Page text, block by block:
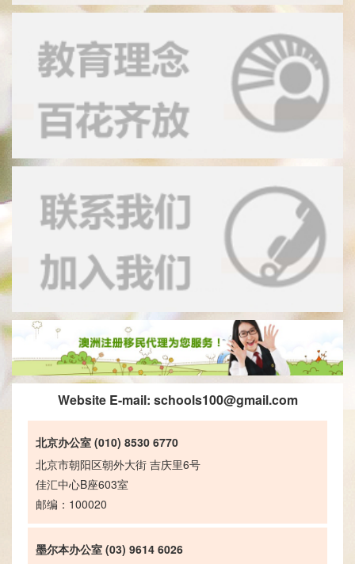
Website E-mail: schools100@gmail.com
北京办公室 (010) 8530 6770
北京市朝阳区朝外大街 吉庆里6号
佳汇中心B座603室
邮编：100020
墨尔本办公室 (03) 9614 6026